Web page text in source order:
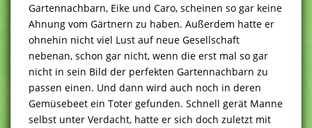
Gartennachbarn, Eike und Caro, scheinen so gar keine
Ahnung vom Gärtnern zu haben. Außerdem hatte er
ohnehin nicht viel Lust auf neue Gesellschaft
nebenan, schon gar nicht, wenn die erst mal so gar
nicht in sein Bild der perfekten Gartennachbarn zu
passen einen. Und dann wird auch noch in deren
Gemüsebeet ein Toter gefunden. Schnell gerät Manne
selbst unter Verdacht, hatte er sich doch zuletzt mit